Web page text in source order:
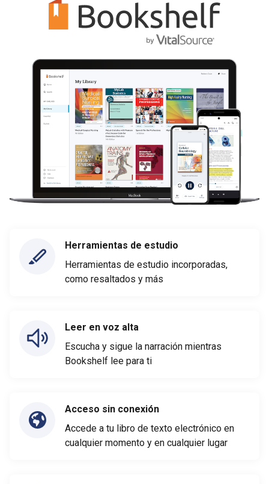
Herramientas de estudio
Herramientas de estudio incorporadas,
como resaltados y más
Leer en voz alta
Escucha y sigue la narración mientras
Bookshelf lee para ti
Acceso sin conexión
Accede a tu libro de texto electrónico en
cualquier momento y en cualquier lugar